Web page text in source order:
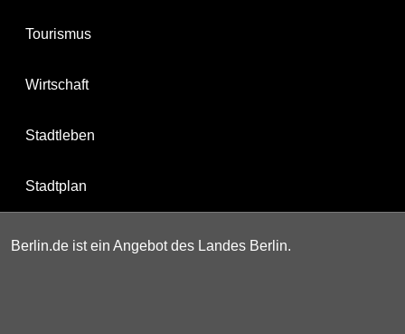
Tourismus
Wirtschaft
Stadtleben
Stadtplan
Berlin.de ist ein Angebot des Landes Berlin.